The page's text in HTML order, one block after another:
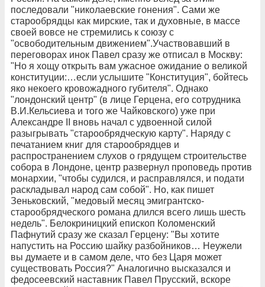
последовали "николаевские гонения". Сами же
старообрядцы как мирские, так и духовные, в массе
своей вовсе не стремились к союзу с
"освободительным движением".Участвовавший в
переговорах инок Павел сразу же отписал в Москву:
"Но я хощу открыть вам ужасное ожидание о великой
конституции:…если услышите "Конституция", бойтесь
яко некоего кровожадного губителя". Однако
"лондонский центр" (в лице Герцена, его сотрудника
В.И.Кельсиева и того же Чайковского) уже при
Александре II вновь начал с удвоенной силой
разыгрывать "старообрядческую карту". Наряду с
печатанием книг для старообрядцев и
распространением слухов о грядущем строительстве
собора в Лондоне, центр развернул проповедь против
монархии, "чтобы судился, и расправлялся, и подати
раскладывал народ сам собой". Но, как пишет
Зеньковский, "медовый месяц эмигрантско-
старообрядческого романа длился всего лишь шесть
недель". Белокриницкий епископ Коломенский
Пафнутий сразу же сказал Герцену: "Вы хотите
напустить на Россию шайку разбойников… Неужели
вы думаете и в самом деле, что без Царя может
существовать Россия?" Аналогично высказался и
федосеевский наставник Павел Прусский, вскоре